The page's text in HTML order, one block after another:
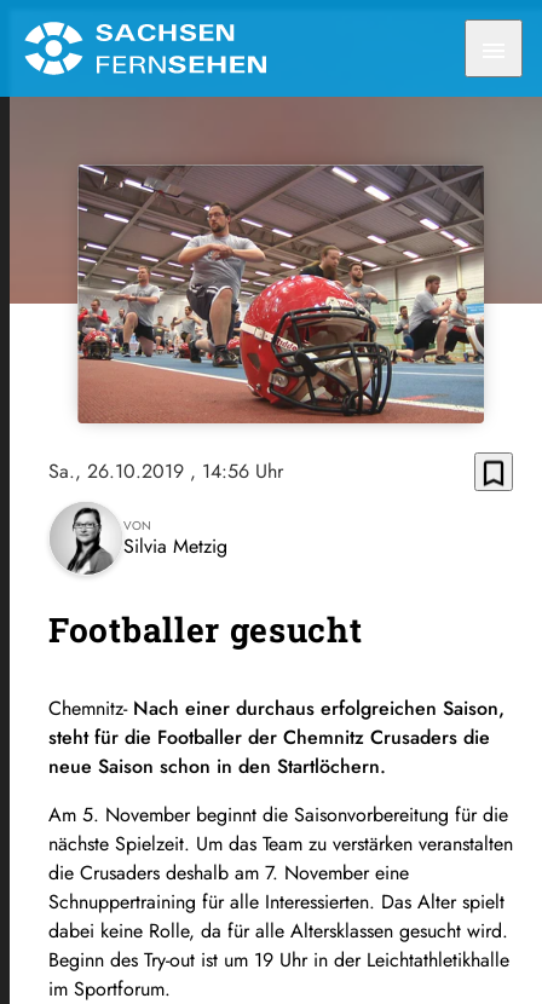
Sa., 26.10.2019 , 14:56 Uhr bookmark_border
VON
Silvia Metzig
Footballer gesucht
Chemnitz- Nach einer durchaus erfolgreichen Saison,
steht für die Footballer der Chemnitz Crusaders die
neue Saison schon in den Startlöchern.
Am 5. November beginnt die Saisonvorbereitung für die
nächste Spielzeit. Um das Team zu verstärken veranstalten
die Crusaders deshalb am 7. November eine
Schnuppertraining für alle Interessierten. Das Alter spielt
dabei keine Rolle, da für alle Altersklassen gesucht wird.
Beginn des Try-out ist um 19 Uhr in der Leichtathletikhalle
im Sportforum.